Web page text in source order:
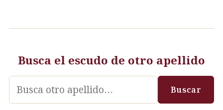
Busca el escudo de otro apellido
Buscar